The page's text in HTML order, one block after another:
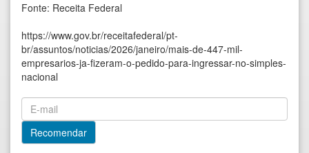
Fonte: Receita Federal
https://www.gov.br/receitafederal/pt-
br/assuntos/noticias/2026/janeiro/mais-de-447-mil-
empresarios-ja-fizeram-o-pedido-para-ingressar-no-simples-
nacional